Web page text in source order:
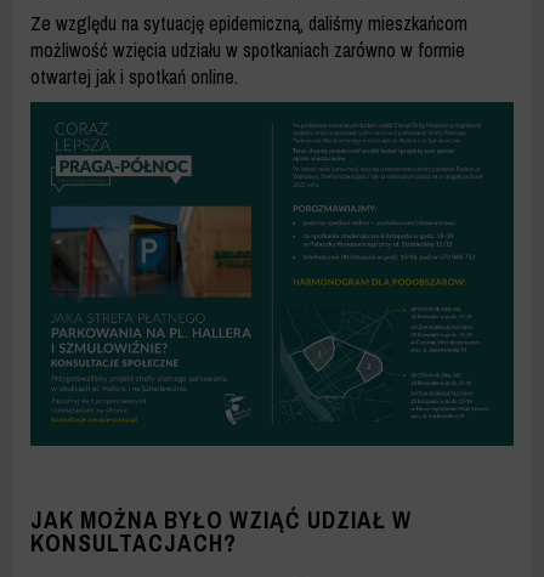
Ze względu na sytuację epidemiczną, daliśmy mieszkańcom
możliwość wzięcia udziału w spotkaniach zarówno w formie
otwartej jak i spotkań online.
JAK MOŻNA BYŁO WZIĄĆ UDZIAŁ W
KONSULTACJACH?